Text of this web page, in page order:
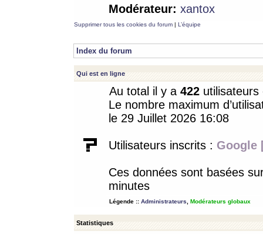
Modérateur: xantox
Supprimer tous les cookies du forum | L’équipe
Index du forum
Qui est en ligne
Au total il y a 422
Le nombre maximum
le 29 Juillet 2026 16:08
Utilisateurs inscrits : Google
Ces données sont basées
minutes
Légende :: Administrateurs Modérateurs globaux
Statistiques